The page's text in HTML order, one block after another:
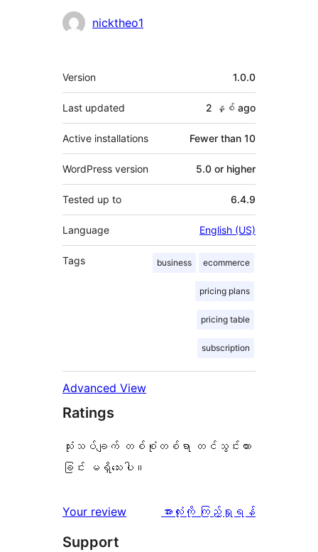
Contributors
nicktheo1
Meta
Version 1.0.0
Last updated 2 နှစ် ago
Active installations Fewer than 10
WordPress version 5.0 or higher
Tested up to 6.4.9
Language English (US)
Tags business ecommerce
pricing plans
pricing table
subscription
Advanced View
Ratings
သုံးသပ်ချက် တစ်စုံတစ်ရာ တင်သွင်းထား
ခြင်း မရှိသေးပါ။
Your review
သုံးသပ်
အားလုံးကို ကြည့်ရှုရန်
Support